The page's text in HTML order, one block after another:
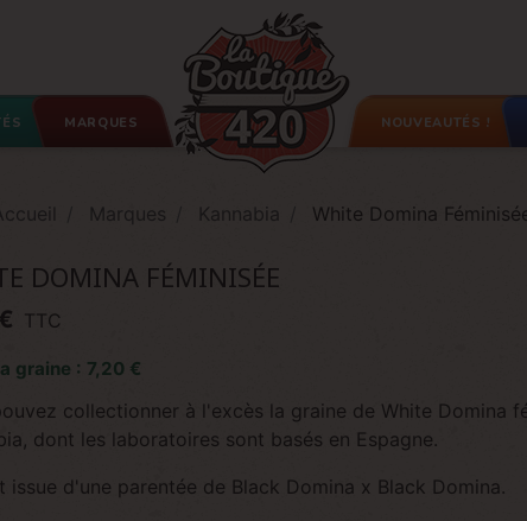
MARQUES NOUVEAUTÉS !
Marques Kannabia White Domina
DOMINA FÉMINISÉE
TTC
graine : 7,20 €
collectionner à l'excès la graine de White Domina
dont les laboratoires sont basés en Espagne.
issue d'une parentée de Black Domina x Black Domina.